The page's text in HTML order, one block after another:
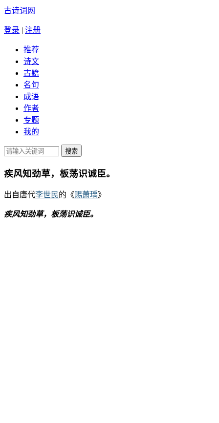
古诗词网
登录 | 注册
推荐
诗文
古籍
名句
成语
作者
专题
我的
疾风知劲草，板荡识诚臣。
出自唐代李世民的《赐萧瑀》
疾风知劲草，板荡识诚臣。